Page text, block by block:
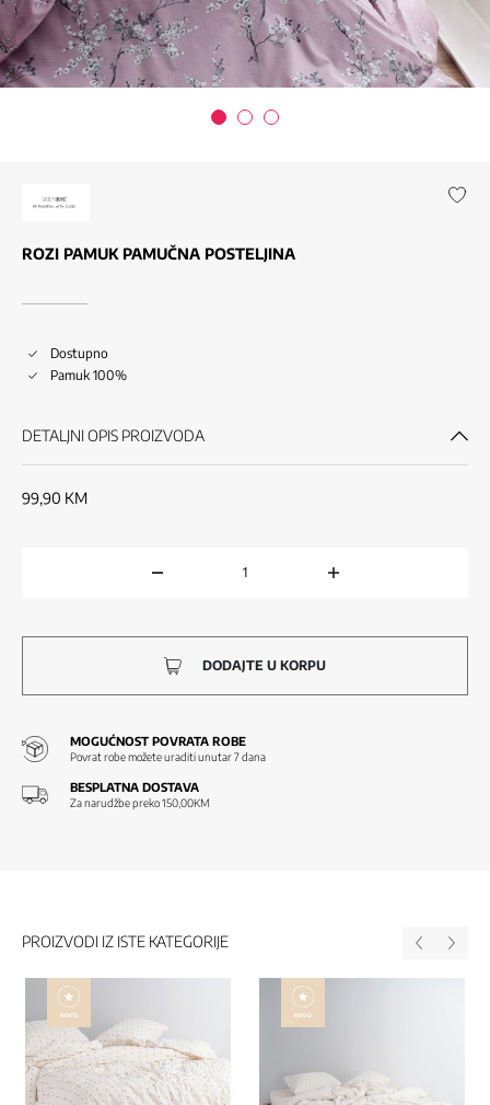
ROZI PAMUK PAMUČNA POSTELJINA
Dostupno
Pamuk 100%
DETALJNI OPIS PROIZVODA
99,90 KM
DODAJTE U KORPU
MOGUĆNOST POVRATA ROBE
Povrat robe možete uraditi unutar 7 dana
BESPLATNA DOSTAVA
Za narudžbe preko 150,00KM
PROIZVODI IZ ISTE KATEGORIJE
NOVO NOVO